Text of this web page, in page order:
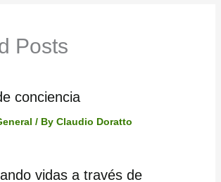
Posts
conciencia
/ By Claudio Doratto
vidas a través de